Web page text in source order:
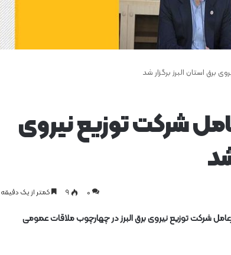
برق استان البرز برگزار شد
شركت توزیع نیروی
0 ۹ کمتر از یک دقیقه
شرکت توزیع نیروی برق البرز در چهارچوب ملاقات عمومی